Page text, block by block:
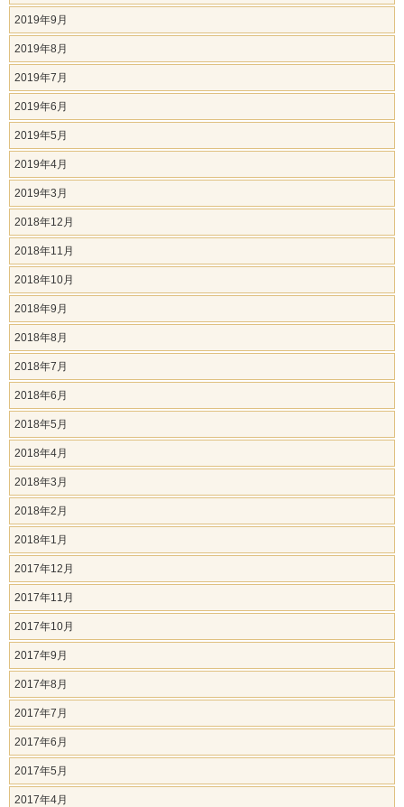
2019年9月
2019年8月
2019年7月
2019年6月
2019年5月
2019年4月
2019年3月
2018年12月
2018年11月
2018年10月
2018年9月
2018年8月
2018年7月
2018年6月
2018年5月
2018年4月
2018年3月
2018年2月
2018年1月
2017年12月
2017年11月
2017年10月
2017年9月
2017年8月
2017年7月
2017年6月
2017年5月
2017年4月